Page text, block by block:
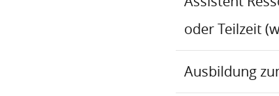
oder Teilzeit
Ausbildung